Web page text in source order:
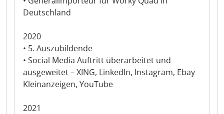
Deutschland
2020
• 5. Auszubildende
• Social Media Auftritt überarbeitet und
ausgeweitet – XING, LinkedIn, Instagram, Ebay
Kleinanzeigen, YouTube
2021